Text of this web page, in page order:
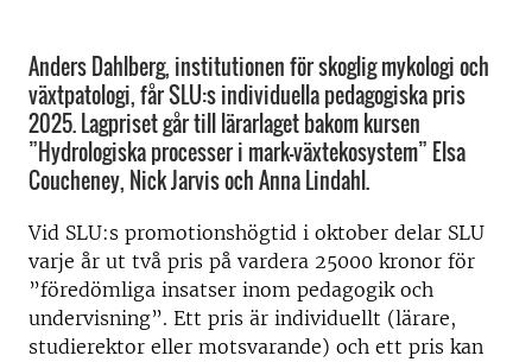
Anders Dahlberg, institutionen för skoglig mykologi och
växtpatologi, får SLU:s individuella pedagogiska pris
2025. Lagpriset går till lärarlaget bakom kursen
”Hydrologiska processer i mark-växtekosystem” Elsa
Coucheney, Nick Jarvis och Anna Lindahl.
Vid SLU:s promotionshögtid i oktober delar SLU
varje år ut två pris på vardera 25000 kronor för
”föredömliga insatser inom pedagogik och
undervisning”. Ett pris är individuellt (lärare,
studierektor eller motsvarande) och ett pris kan